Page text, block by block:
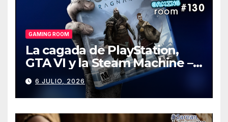
GAMING ROOM
La cagada de PlayStation,
GTA VI y la Steam Machine –
Gaming Room #130
6 JULIO, 2026